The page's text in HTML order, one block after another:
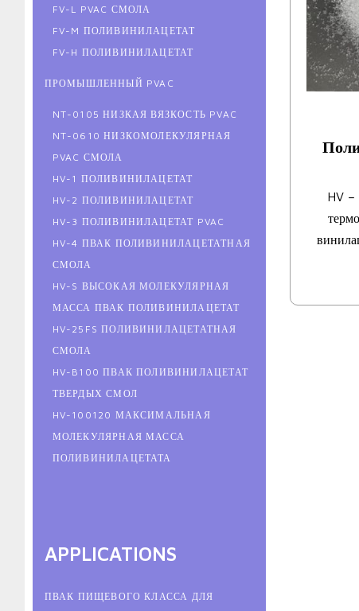
FV-L PVAC СМОЛА
FV-M ПОЛИВИНИЛАЦЕТАТ
FV-H ПОЛИВИНИЛАЦЕТАТ
ПРОМЫШЛЕННЫЙ PVAC
NT-0105 НИЗКАЯ ВЯЗКОСТЬ PVAC
NT-0610 НИЗКОМОЛЕКУЛЯРНАЯ
PVAC СМОЛА
HV-1 ПОЛИВИНИЛАЦЕТАТ
HV-2 ПОЛИВИНИЛАЦЕТАТ
HV-3 ПОЛИВИНИЛАЦЕТАТ PVAC
HV-4 ПВАК ПОЛИВИНИЛАЦЕТАТНАЯ
СМОЛА
HV-S ВЫСОКАЯ МОЛЕКУЛЯРНАЯ
МАССА ПВАК ПОЛИВИНИЛАЦЕТАТ
HV-25FS ПОЛИВИНИЛАЦЕТАТНАЯ
СМОЛА
HV-B100 ПВАК ПОЛИВИНИЛАЦЕТАТ
ТВЕРДЫХ СМОЛ
HV-100120 МАКСИМАЛЬНАЯ
МОЛЕКУЛЯРНАЯ МАССА
ПОЛИВИНИЛАЦЕТАТА
APPLICATIONS
ПВАК ПИЩЕВОГО КЛАССА ДЛЯ
HV –